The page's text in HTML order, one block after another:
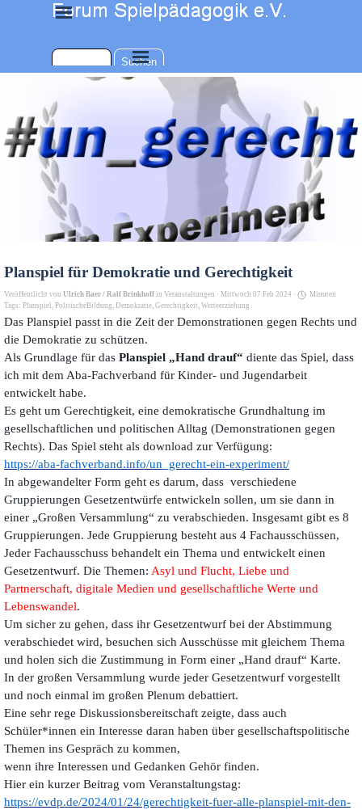
Direkt zum Seiteninhalt
Menü überspringen
Menü überspringen
Suchen
Planspiel für Demokratie und Gerechtigkeit
Veröffentlicht von Ulrich Baer / Ralf Brinkhoff in Veranstaltungen · Mittwoch 07 Feb 2024 ·
Minuten
Tags: Planspiel , PolitischeBildung, Demokratie, Gerechtigkeit, Werteerziehung
Das Planspiel passt in die Zeit der Demonstrationen gegen Rechts und
die Demokratie zu schützen.
Als Grundlage für das Planspiel „Hand drauf“ diente das Spiel, dass
ich mit dem Aba-Fachverband für Kinder- und Jugendarbeit
entwickelt habe.
Es geht um Gerechtigkeit, eine demokratische Grundhaltung im
gesellschaftlichen und politischen Alltag (Demonstrationen gegen
Rechts). Das Spiel steht als download zur Verfügung:
https://aba-fachverband.info/un_gerecht-ein-experiment/
In abgewandelter Form geht es darum, dass verschiedene
Gruppierungen Gesetzentwürfe entwickeln sollen, um sie dann in
einer „Großen Versammlung“ zu verabschieden. Insgesamt gibt es 8
Gruppierungen. Jede Gruppierung besteht aus 4 Fachausschüssen,
Jeder Fachausschuss behandelt ein Thema und entwickelt einen
Gesetzentwurf. Die Themen: Asyl und Flucht, Liebe und
Partnerschaft, digitale Medien und gesellschaftliche Werte und
Lebenswandel.
Um sicher zu gehen, dass ihr Gesetzentwurf bei der Abstimmung
verabschiedet wird, besuchen sich Ausschüsse mit gleichem Thema
und holen sich die Zustimmung in Form einer „Hand drauf“ Karte.
In der großen Versammlung wurde jeder Gesetzentwurf vorgestellt
und noch einmal im großen Plenum debattiert.
Eine sehr rege Diskussionsbereitschaft zeigte, dass auch
Schüler*innen ein Interesse daran haben über gesellschaftspolitische
Themen ins Gespräch zu kommen,
wenn ihre Interessen und Gedanken Gehör finden.
Hier ein kurzer Beitrag vom Veranstaltungstag:
https://evdp.de/2024/01/24/gerechtigkeit-fuer-alle-planspiel-mit-den-